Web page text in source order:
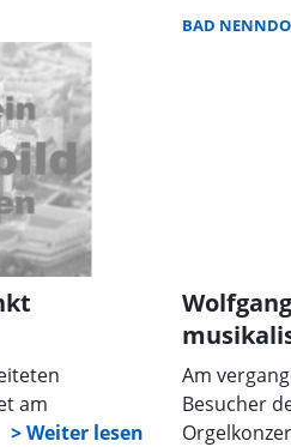
Hyewon
am
um 19:00 Uhr
BAD
Am
Besucher